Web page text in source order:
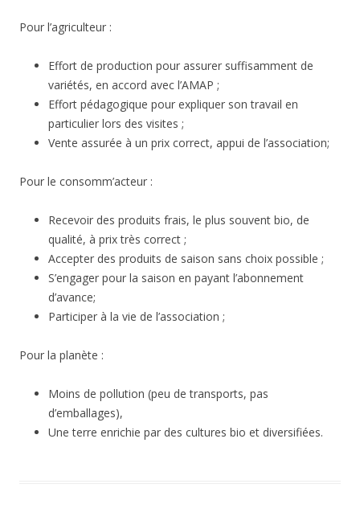
Pour l’agriculteur :
Effort de production pour assurer suffisamment de
variétés, en accord avec l’AMAP ;
Effort pédagogique pour expliquer son travail en
particulier lors des visites ;
Vente assurée à un prix correct, appui de l’association;
Pour le consomm’acteur :
Recevoir des produits frais, le plus souvent bio, de
qualité, à prix très correct ;
Accepter des produits de saison sans choix possible ;
S’engager pour la saison en payant l’abonnement
d’avance;
Participer à la vie de l’association ;
Pour la planète :
Moins de pollution (peu de transports, pas
d’emballages),
Une terre enrichie par des cultures bio et diversifiées.